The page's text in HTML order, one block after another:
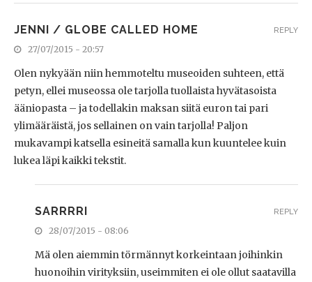
JENNI / GLOBE CALLED HOME
27/07/2015 - 20:57
Olen nykyään niin hemmoteltu museoiden suhteen, että
petyn, ellei museossa ole tarjolla tuollaista hyvätasoista
ääniopasta – ja todellakin maksan siitä euron tai pari
ylimääräistä, jos sellainen on vain tarjolla! Paljon
mukavampi katsella esineitä samalla kun kuuntelee kuin
lukea läpi kaikki tekstit.
REPLY
SARRRRI
28/07/2015 - 08:06
Mä olen aiemmin törmännyt korkeintaan joihinkin
huonoihin virityksiin, useimmiten ei ole ollut saatavilla
REPLY